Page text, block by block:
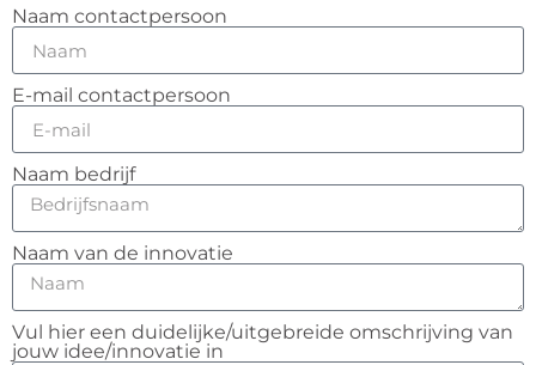
Naam contactpersoon
E-mail contactpersoon
Naam bedrijf
Naam van de innovatie
Vul hier een duidelijke/uitgebreide omschrijving van
jouw idee/innovatie in